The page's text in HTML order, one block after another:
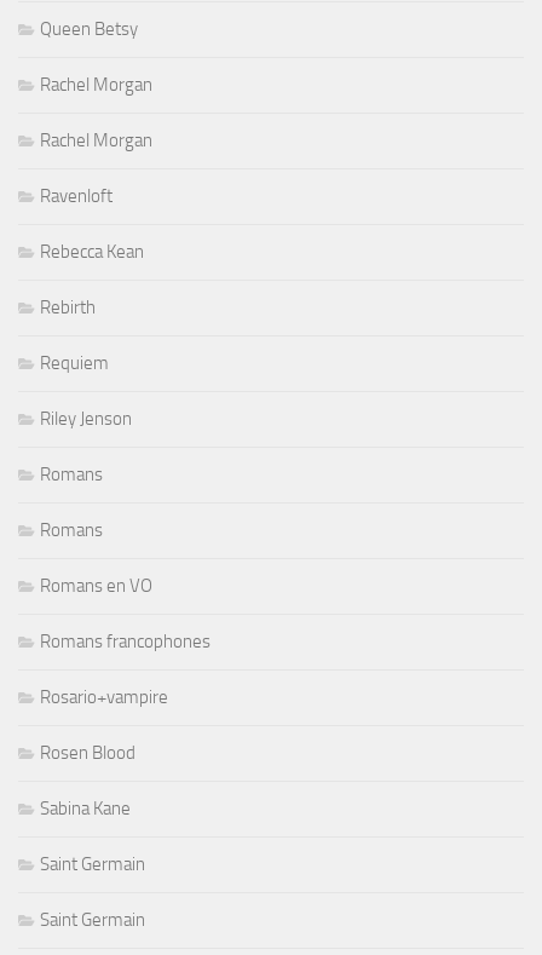
Queen Betsy
Rachel Morgan
Rachel Morgan
Ravenloft
Rebecca Kean
Rebirth
Requiem
Riley Jenson
Romans
Romans
Romans en VO
Romans francophones
Rosario+vampire
Rosen Blood
Sabina Kane
Saint Germain
Saint Germain